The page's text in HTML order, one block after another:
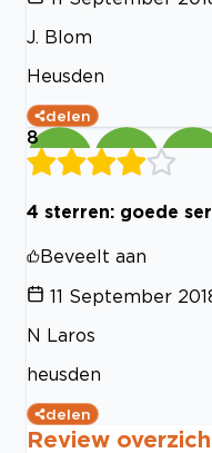
J. Blom
Heusden
delen
8
4 sterren: goede
Beveelt aan
11 September
N Laros
heusden
delen
Review